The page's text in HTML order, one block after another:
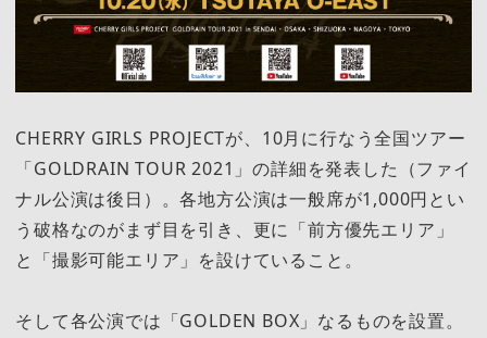
CHERRY GIRLS PROJECTが、10月に行なう全国ツアー
「GOLDRAIN TOUR 2021」の詳細を発表した（ファイ
ナル公演は後日）。各地方公演は一般席が1,000円とい
う破格なのがまず目を引き、更に「前方優先エリア」
と「撮影可能エリア」を設けていること。
そして各公演では「GOLDEN BOX」なるものを設置。